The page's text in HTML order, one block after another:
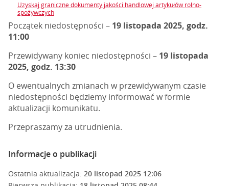
Uzyskaj graniczne dokumenty jakości handlowej artykułów rolno-
spożywczych
Początek niedostępności – 19 listopada 2025, godz.
11:00
Przewidywany koniec niedostępności – 19 listopada
2025, godz. 13:30
O ewentualnych zmianach w przewidywanym czasie
niedostępności będziemy informować w formie
aktualizacji komunikatu.
Przepraszamy za utrudnienia.
Informacje o publikacji
Ostatnia aktualizacja: 20 listopad 2025 12:06